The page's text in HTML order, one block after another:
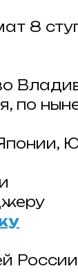
8
по